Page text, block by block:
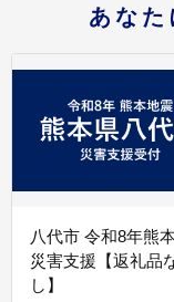
あなた
八代市 令和8年熊
災害支援【返礼品
し】